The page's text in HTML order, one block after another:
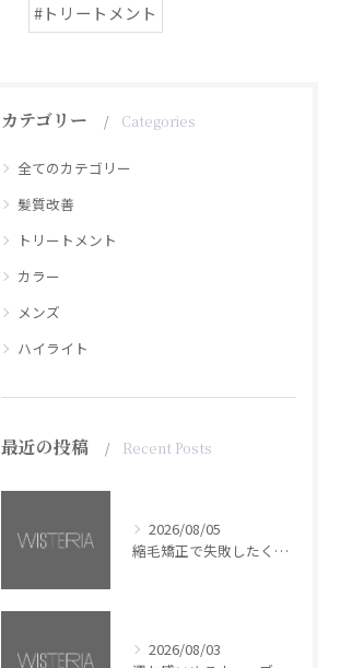
#トリートメント
カテゴリー Categories
全てのカテゴリー
髪質改善
トリートメント
カラー
メンズ
ハイライト
最近の投稿 Recent Posts
2026/08/05
縮毛矯正で失敗したくない方へ【銀座・美容室WISTERIA】
2026/08/03